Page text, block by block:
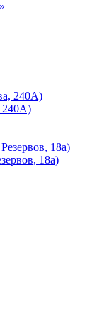
18а)